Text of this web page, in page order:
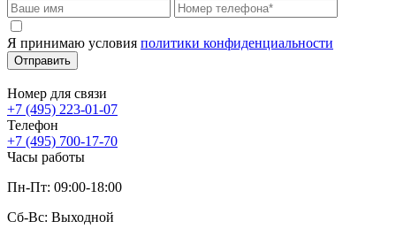
Я принимаю условия политики конфиденциальности
Отправить
Номер для связи
+7 (495) 223-01-07
Телефон
+7 (495) 700-17-70
Часы работы
Пн-Пт: 09:00-18:00
Сб-Вс: Выходной